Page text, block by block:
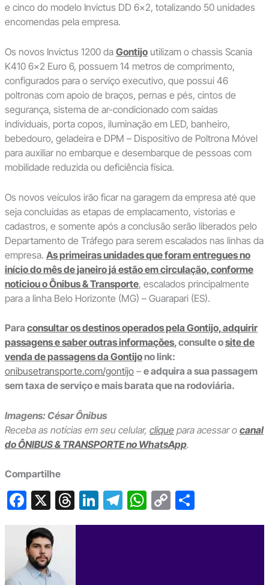
e cinco do modelo Invictus DD 6×2, totalizando 50 unidades
encomendas pela empresa.
Os novos Invictus 1200 da Gontijoutilizam o chassis Scania
K410 6×2 Euro 6, possuem 14 metros de comprimento,
configurados para o serviço executivo, que possui 46
poltronas com apoio de braços, pernas e pés, cintos de
segurança, sistema de ar-condicionado com saídas
individuais, porta copos, iluminação em LED, banheiro,
bebedouro, geladeira e DPM – Dispositivo de Poltrona Móvel
para auxiliar no embarque e desembarque de pessoas com
mobilidade reduzida ou deficiência física.
Os novos veículos irão ficar na garagem da empresa até que
seja concluídas as etapas de emplacamento, vistorias e
cadastros, e somente após a conclusão serão liberados pelo
Departamento de Tráfego para serem escalados nas linhas da
empresa. As primeiras unidades que foram entregues no
início do mês de janeiro já estão em circulação, conforme
noticiou o Ônibus & Transporte, escalados principalmente
para a linha Belo Horizonte (MG) – Guarapari (ES).
Para consultar os destinos operados pela Gontijo, adquirir
passagens e saber outras informações, consulte osite de
venda de passagens da Gontijono link:
onibusetransporte.com/gontijo– e adquira a sua passagem
sem taxa de serviço e mais barata que na rodoviária.
Imagens: César Ônibus
Receba as notícias em seu celular, cliquepara acessar o canal
do ÔNIBUS & TRANSPORTE no WhatsApp.
Compartilhe
F
c
e
b
X T
hr
Li
n
T
el
W
h
C
o
S
h